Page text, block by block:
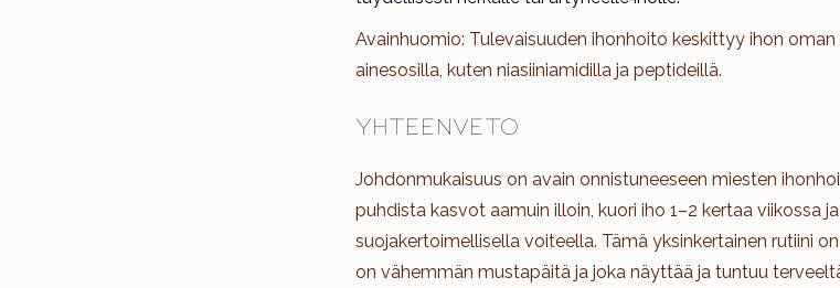
Avainhuomio: Tulevaisuuden ihonhoito keskittyy ihon
ainesosilla, kuten niasiiniamidilla ja peptideillä.
Yhteenveto
Johdonmukaisuus on avain onnistuneeseen miesten
puhdista kasvot aamuin illoin, kuori iho 1–2 kertaa viikossa
suojakertoimellisella voiteella. Tämä yksinkertainen rutiini
on vähemmän mustapäitä ja joka näyttää ja tuntuu